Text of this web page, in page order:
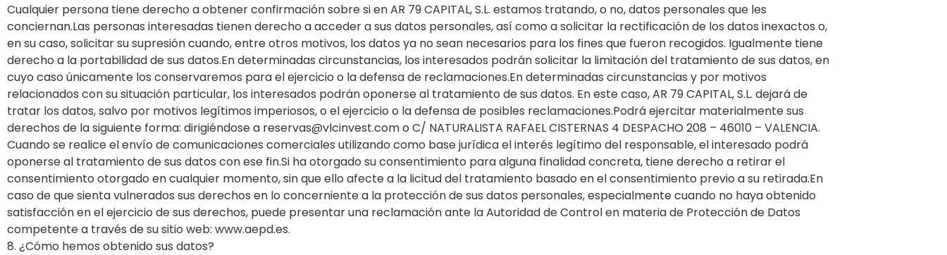
Cualquier persona tiene derecho a obtener confirmación sobre si en AR 79 CAPITAL, S.L. estamos tratando, o no, datos personales que les
conciernan.Las personas interesadas tienen derecho a acceder a sus datos personales, así como a solicitar la rectificación de los datos inexactos o,
en su caso, solicitar su supresión cuando, entre otros motivos, los datos ya no sean necesarios para los fines que fueron recogidos. Igualmente tiene
derecho a la portabilidad de sus datos.En determinadas circunstancias, los interesados podrán solicitar la limitación del tratamiento de sus datos, en
cuyo caso únicamente los conservaremos para el ejercicio o la defensa de reclamaciones.En determinadas circunstancias y por motivos
relacionados con su situación particular, los interesados podrán oponerse al tratamiento de sus datos. En este caso, AR 79 CAPITAL, S.L. dejará de
tratar los datos, salvo por motivos legítimos imperiosos, o el ejercicio o la defensa de posibles reclamaciones.Podrá ejercitar materialmente sus
derechos de la siguiente forma: dirigiéndose a reservas@vlcinvest.com o C/ NATURALISTA RAFAEL CISTERNAS 4 DESPACHO 208 – 46010 – VALENCIA.
Cuando se realice el envío de comunicaciones comerciales utilizando como base jurídica el interés legítimo del responsable, el interesado podrá
oponerse al tratamiento de sus datos con ese fin.Si ha otorgado su consentimiento para alguna finalidad concreta, tiene derecho a retirar el
consentimiento otorgado en cualquier momento, sin que ello afecte a la licitud del tratamiento basado en el consentimiento previo a su retirada.En
caso de que sienta vulnerados sus derechos en lo concerniente a la protección de sus datos personales, especialmente cuando no haya obtenido
satisfacción en el ejercicio de sus derechos, puede presentar una reclamación ante la Autoridad de Control en materia de Protección de Datos
competente a través de su sitio web: www.aepd.es.
8. ¿Cómo hemos obtenido sus datos?